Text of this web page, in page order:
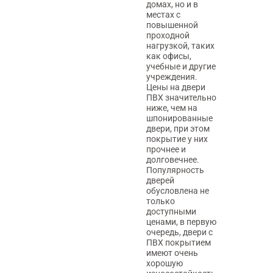
домах, но и в
местах с
повышенной
проходной
нагрузкой, таких
как офисы,
учебные и другие
учреждения.
Цены на двери
ПВХ значительно
ниже, чем на
шпонированные
двери, при этом
покрытие у них
прочнее и
долговечнее.
Популярность
дверей
обусловлена не
только
доступными
ценами, в первую
очередь, двери с
ПВХ покрытием
имеют очень
хорошую